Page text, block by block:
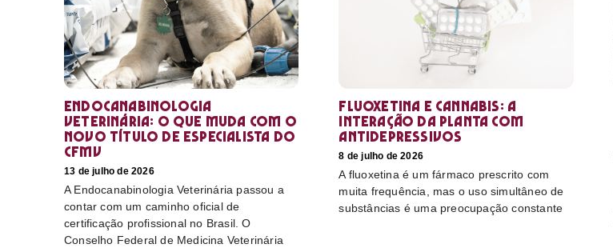
Endocanabinologia
Veterinária: o que muda com o
novo título de especialista do
CFMV
13 de julho de 2026
A Endocanabinologia Veterinária passou a
contar com um caminho oficial de
certificação profissional no Brasil. O
Conselho Federal de Medicina Veterinária
Fluoxetina e Cannabis: a
interação da planta com
antidepressivos
8 de julho de 2026
A fluoxetina é um fármaco prescrito com
muita frequência, mas o uso simultâneo de
substâncias é uma preocupação constante